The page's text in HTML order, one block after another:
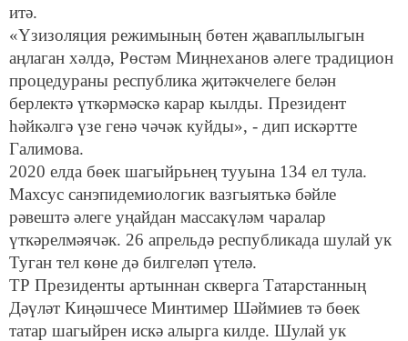
итә.
«Үзизоляция режимының бөтен җаваплылыгын
аңлаган хәлдә, Рөстәм Миңнеханов әлеге традицион
процедураны республика җитәкчелеге белән
берлектә үткәрмәскә карар кылды. Президент
һәйкәлгә үзе генә чәчәк куйды», - дип искәртте
Галимова.
2020 елда бөек шагыйрьнең тууына 134 ел тула.
Махсус санэпидемиологик вазгыятькә бәйле
рәвештә әлеге уңайдан массакүләм чаралар
үткәрелмәячәк. 26 апрельдә республикада шулай ук
Туган тел көне дә билгеләп үтелә.
ТР Президенты артыннан скверга Татарстанның
Дәүләт Киңәшчесе Минтимер Шәймиев тә бөек
татар шагыйрен искә алырга килде. Шулай ук